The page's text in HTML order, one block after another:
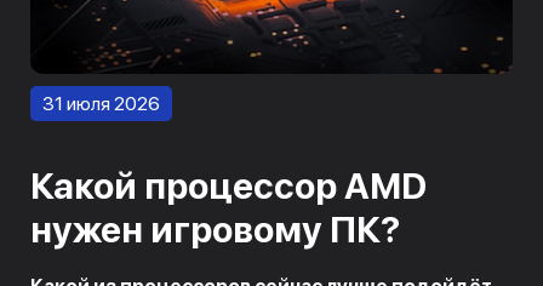
31 июля 2026
Какой процессор AMD
нужен игровому ПК?